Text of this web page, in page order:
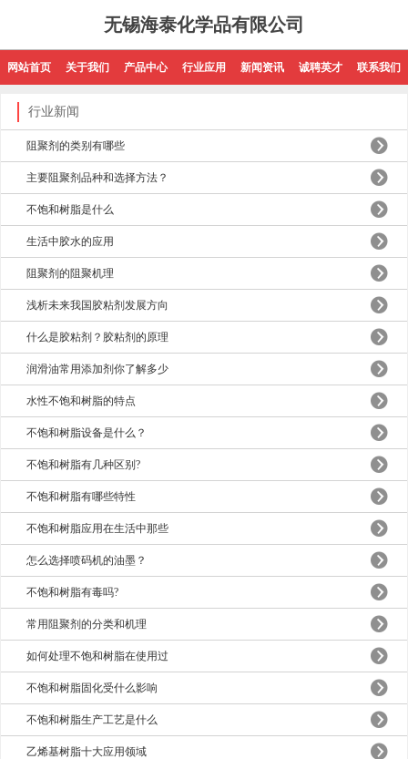
无锡海泰化学品有限公司
网站首页 关于我们 产品中心 行业应用 新闻资讯 诚聘英才 联系我们
行业新闻
阻聚剂的类别有哪些
主要阻聚剂品种和选择方法？
不饱和树脂是什么
生活中胶水的应用
阻聚剂的阻聚机理
浅析未来我国胶粘剂发展方向
什么是胶粘剂？胶粘剂的原理
润滑油常用添加剂你了解多少
水性不饱和树脂的特点
不饱和树脂设备是什么？
不饱和树脂有几种区别?
不饱和树脂有哪些特性
不饱和树脂应用在生活中那些
怎么选择喷码机的油墨？
不饱和树脂有毒吗?
常用阻聚剂的分类和机理
如何处理不饱和树脂在使用过
不饱和树脂固化受什么影响
不饱和树脂生产工艺是什么
乙烯基树脂十大应用领域